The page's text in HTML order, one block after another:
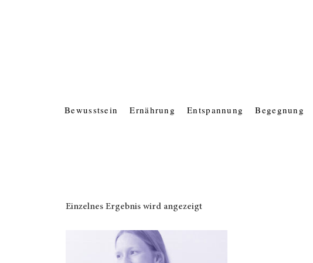
Bewusstsein Ernährung Entspannung Begegnung
Einzelnes Ergebnis wird angezeigt